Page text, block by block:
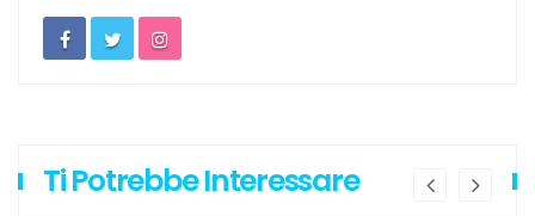
Ti Potrebbe Interessare